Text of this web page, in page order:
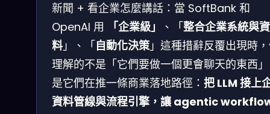
新聞 + 看企業怎麼講話：當 SoftBank 和
OpenAI 用
「企業級」 、「整合企業系統與資
料」、「自動化決策」這種措辭反覆出現時
理解的不是「它們要做一個更會聊天的東西
是它們在推一條商業落地路徑： 把 LLM 接上
資料管線與流程引擎，讓 agentic